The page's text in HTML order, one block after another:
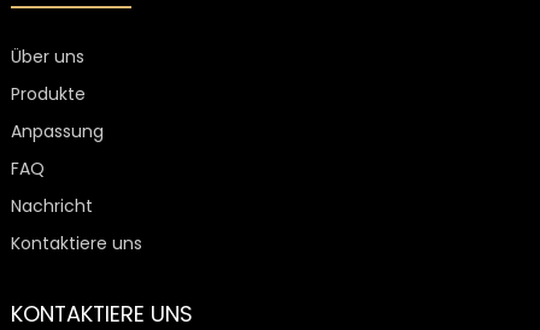
Über uns
Produkte
Anpassung
FAQ
Nachricht
Kontaktiere uns
KONTAKTIERE UNS